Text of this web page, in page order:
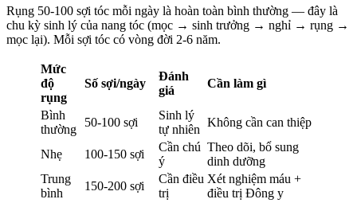
Rụng 50-100 sợi tóc mỗi ngày là hoàn toàn bình thường — đây là
chu kỳ sinh lý của nang tóc (mọc → sinh trưởng → nghỉ → rụng →
mọc lại). Mỗi sợi tóc có vòng đời 2-6 năm.
Mức
độ
rụng
Số sợi/ngày
Đánh
giá
Cần làm gì
Bình
thường
50-100 sợi
Sinh lý
tự nhiên
Không cần can thiệp
Nhẹ 100-150 sợi
Cần chú
ý
Theo dõi, bổ sung
dinh dưỡng
Trung
bình
150-200 sợi
Cần điều
trị
Xét nghiệm máu +
điều trị Đông y